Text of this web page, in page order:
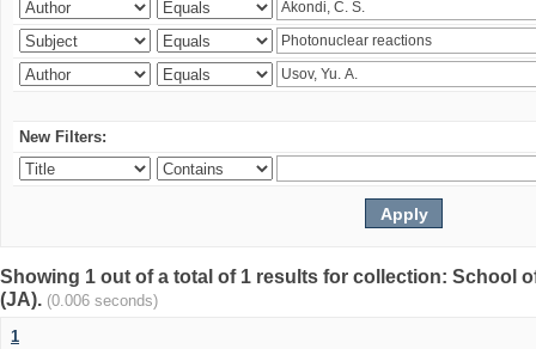
New Filters:
Showing 1 out of a total of 1 results for collection: School
(JA). (0.006 seconds)
1